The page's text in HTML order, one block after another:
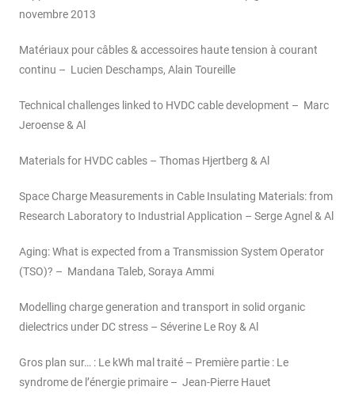
novembre 2013
Matériaux pour câbles & accessoires haute tension à courant
continu – Lucien Deschamps, Alain Toureille
Technical challenges linked to HVDC cable development – Marc
Jeroense & Al
Materials for HVDC cables – Thomas Hjertberg & Al
Space Charge Measurements in Cable Insulating Materials: from
Research Laboratory to Industrial Application – Serge Agnel & Al
Aging: What is expected from a Transmission System Operator
(TSO)? – Mandana Taleb, Soraya Ammi
Modelling charge generation and transport in solid organic
dielectrics under DC stress – Séverine Le Roy & Al
Gros plan sur… : Le kWh mal traité – Première partie : Le
syndrome de l’énergie primaire – Jean-Pierre Hauet